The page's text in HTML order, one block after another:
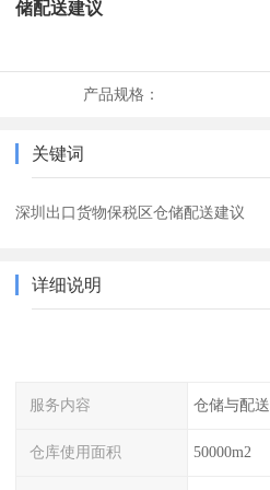
储配送建议
产品规格：
关键词
深圳出口货物保税区仓储配送建议
详细说明
服务内容 仓储与配送
仓库使用面积 50000m2